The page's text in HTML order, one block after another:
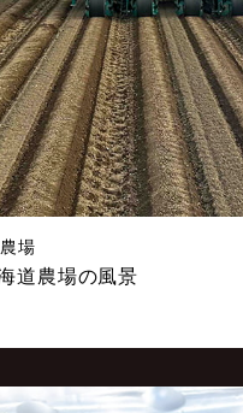
場
道農場の風景